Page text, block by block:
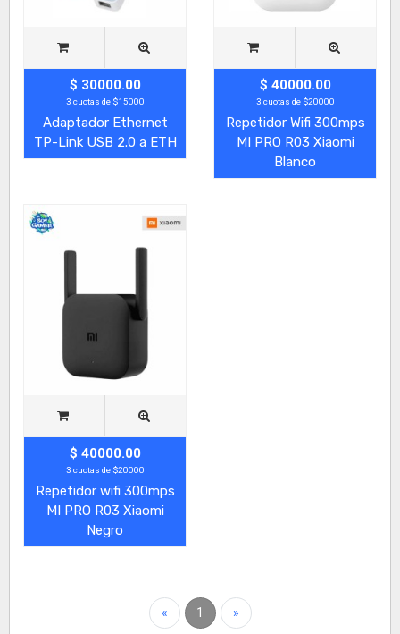
$ 30000.00
3 cuotas de $15000
Adaptador Ethernet
TP-Link USB 2.0 a ETH
$ 40000.00
3 cuotas de $20000
Repetidor Wifi 300mps
MI PRO R03 Xiaomi
Blanco
$ 40000.00
3 cuotas de $20000
Repetidor wifi 300mps
MI PRO R03 Xiaomi
Negro
« 1 »